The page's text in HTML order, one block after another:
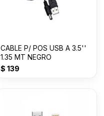
CABLE P/ POS USB A 3.5''
1.35 MT NEGRO
$ 139